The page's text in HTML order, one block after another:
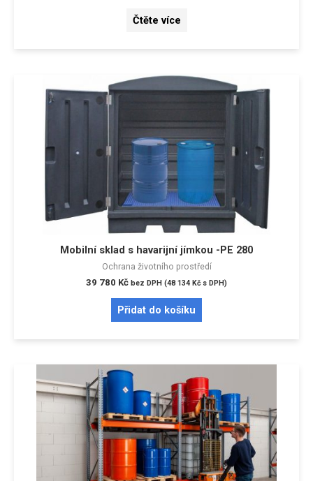
Čtěte více
Mobilní sklad s havarijní jímkou -PE 280
Ochrana životního prostředí
39 780 Kč bez DPH (48 134 Kč s DPH)
Přidat do košíku